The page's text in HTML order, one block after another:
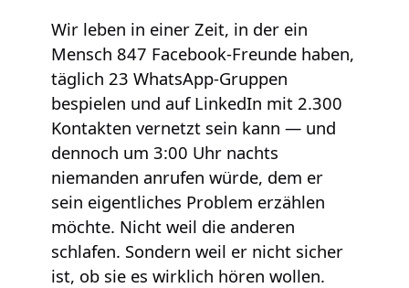
Wir leben in einer Zeit, in der ein
Mensch 847 Facebook-Freunde haben,
täglich 23 WhatsApp-Gruppen
bespielen und auf LinkedIn mit 2.300
Kontakten vernetzt sein kann — und
dennoch um 3:00 Uhr nachts
niemanden anrufen würde, dem er
sein eigentliches Problem erzählen
möchte. Nicht weil die anderen
schlafen. Sondern weil er nicht sicher
ist, ob sie es wirklich hören wollen.